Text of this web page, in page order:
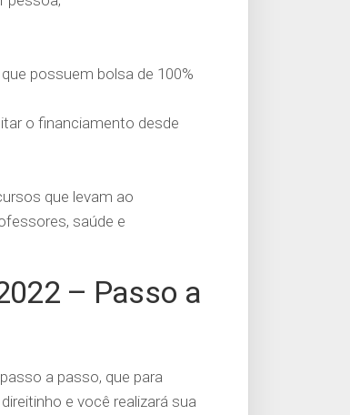
possuem bolsa de 100%
o financiamento desde
que levam ao
saúde e
– Passo a
a passo, que para
e você realizará sua